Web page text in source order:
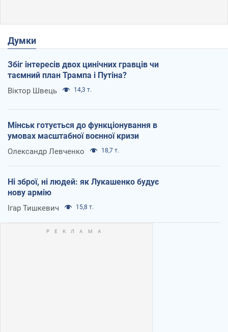
Думки
Збіг інтересів двох цинічних гравців чи
таємний план Трампа і Путіна?
Віктор Швець 14,3 т.
Мінськ готується до функціонування в
умовах масштабної воєнної кризи
Олександр Левченко 18,7 т.
Ні зброї, ні людей: як Лукашенко будує
нову армію
Ігар Тишкевич 15,8 т.